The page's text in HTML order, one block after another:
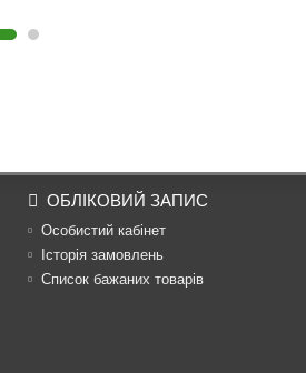
ОБЛІКОВИЙ ЗАПИС
Особистий кабінет
Історія замовлень
Список бажаних товарів